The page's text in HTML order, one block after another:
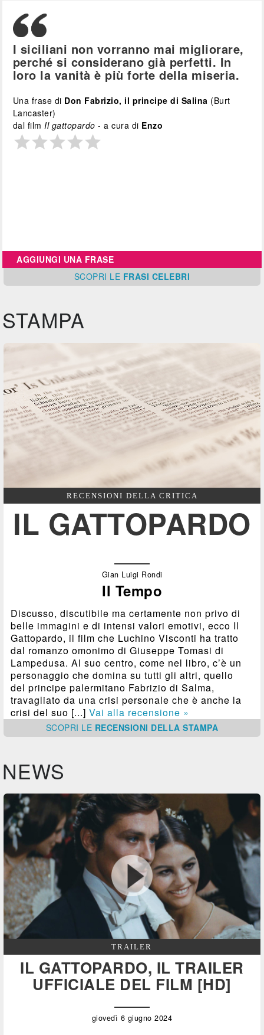
I siciliani non vorranno mai migliorare,
perché si considerano già perfetti. In
loro la vanità è più forte della miseria.
Una frase di Don Fabrizio, il principe di Salina (Burt
Lancaster)
dal filmIl gattopardo - a cura di Enzo
AGGIUNGI UNA FRASE
SCOPRI LE FRASI CELEBRI
STAMPA
RECENSIONI DELLA CRITICA
IL GATTOPARDO
Gian Luigi Rondi
Il Tempo
Discusso, discutibile ma certamente non privo di
belle immagini e di intensi valori emotivi, ecco Il
Gattopardo, il film che Luchino Visconti ha tratto
dal romanzo omonimo di Giuseppe Tomasi di
Lampedusa. Al suo centro, come nel libro, c’è un
personaggio che domina su tutti gli altri, quello
del principe palermitano Fabrizio di Salma,
travagliato da una crisi personale che è anche la
crisi del suo [...]Vai alla recensione »
SCOPRI LE RECENSIONI DELLA STAMPA
NEWS
TRAILER
IL GATTOPARDO, IL TRAILER
UFFICIALE DEL FILM [HD]
giovedì 6 giugno 2024